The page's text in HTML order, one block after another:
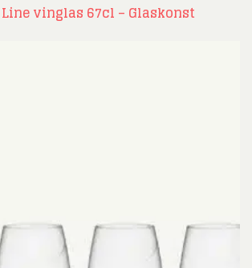
vinglas 67cl – Glaskonst